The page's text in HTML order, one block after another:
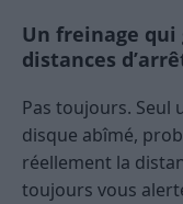
Un freinage
distances
Pas toujours. Seul
disque abîmé,
réellement la
toujours vous